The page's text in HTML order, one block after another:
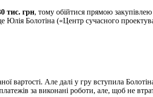
тис. грн, тому обійтися прямою закупівлею
Юлія Болотіна («Центр сучасного
вартості. Але далі у гру вступила
за виконані роботи, але, щоб не